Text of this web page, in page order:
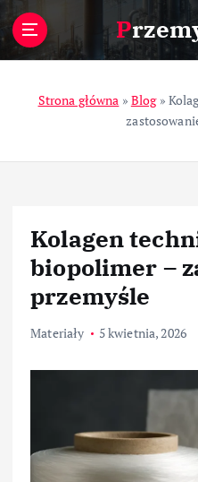
Strona główna » Blog»
Kolagen
biopolimer –
przemyśle
Materiały 5 kwietnia, 2026